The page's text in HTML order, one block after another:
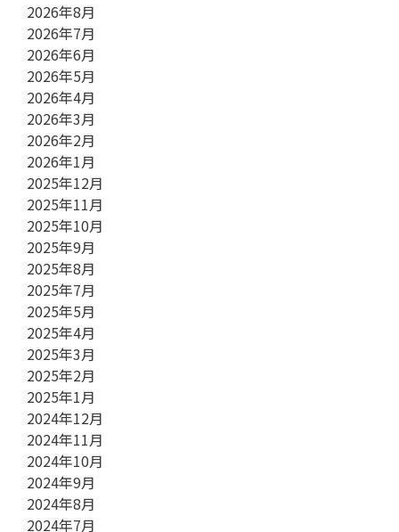
2026年8月
2026年7月
2026年6月
2026年5月
2026年4月
2026年3月
2026年2月
2026年1月
2025年12月
2025年11月
2025年10月
2025年9月
2025年8月
2025年7月
2025年5月
2025年4月
2025年3月
2025年2月
2025年1月
2024年12月
2024年11月
2024年10月
2024年9月
2024年8月
2024年7月